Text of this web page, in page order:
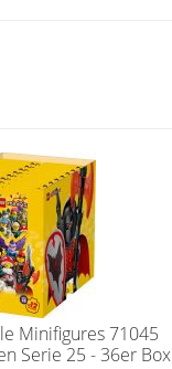
Minifigures 71045
Serie 25 - 36er Box